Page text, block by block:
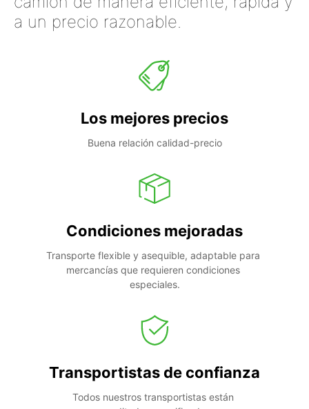
a un precio razonable.
Los mejores precios
Buena relación calidad-precio
Condiciones mejoradas
Transporte flexible y asequible, adaptable para
mercancías que requieren condiciones
especiales.
Transportistas de confianza
Todos nuestros transportistas están